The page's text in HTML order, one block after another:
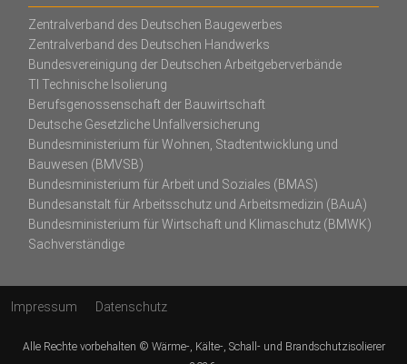
Zentralverband des Deutschen Baugewerbes
Zentralverband des Deutschen Handwerks
Bundesvereinigung der Deutschen Arbeitgeberverbände
TI Technische Isolierung
Berufsgenossenschaft der Bauwirtschaft
Deutsche Gesetzliche Unfallversicherung
Bundesministerium für Wohnen, Stadtentwicklung und
Bauwesen (BMVSB)
Bundesministerium für Arbeit und Soziales (BMAS)
Bundesanstalt für Arbeitsschutz und Arbeitsmedizin (BAuA)
Bundesministerium für Wirtschaft und Klimaschutz (BMWK)
Sachverständige
Impressum Datenschutz
Alle Rechte vorbehalten © Wärme-, Kälte-, Schall- und Brandschutzisolierer